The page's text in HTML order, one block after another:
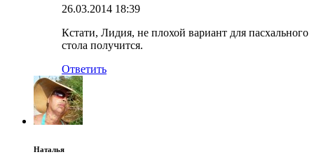
26.03.2014 18:39
Кстати, Лидия, не плохой вариант для пасхального
стола получится.
Ответить
Наталья